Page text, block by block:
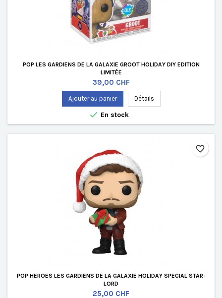
POP LES GARDIENS DE LA GALAXIE GROOT HOLIDAY DIY EDITION
LIMITÉE
Prix
39,00 CHF
Ajouter au panier Détails
 En stock
POP HEROES LES GARDIENS DE LA GALAXIE HOLIDAY SPECIAL STAR-
LORD
Prix
25,00 CHF
favorite_border